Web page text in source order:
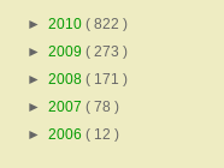
► 2010 ( 822 )
► 2009 ( 273 )
► 2008 ( 171 )
► 2007 ( 78 )
► 2006 ( 12 )